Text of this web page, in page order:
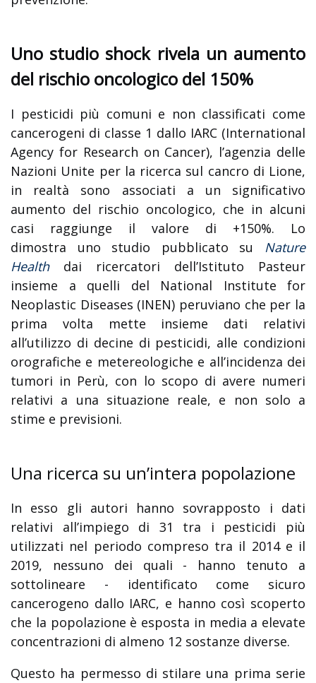
Uno studio shock rivela un aumento
del rischio oncologico del 150%
I pesticidi più comuni e non classificati come
cancerogeni di classe 1 dallo IARC (International
Agency for Research on Cancer), l’agenzia delle
Nazioni Unite per la ricerca sul cancro di Lione,
in realtà sono associati a un significativo
aumento del rischio oncologico, che in alcuni
casi raggiunge il valore di +150%. Lo
dimostra uno studio pubblicato su Nature
Healthdai ricercatori dell’Istituto Pasteur
insieme a quelli del National Institute for
Neoplastic Diseases (INEN) peruviano che per la
prima volta mette insieme dati relativi
all’utilizzo di decine di pesticidi, alle condizioni
orografiche e metereologiche e all’incidenza dei
tumori in Perù, con lo scopo di avere numeri
relativi a una situazione reale, e non solo a
stime e previsioni.
Una ricerca su un’intera popolazione
In esso gli autori hanno sovrapposto i dati
relativi all’impiego di 31 tra i pesticidi più
utilizzati nel periodo compreso tra il 2014 e il
2019, nessuno dei quali - hanno tenuto a
sottolineare - identificato come sicuro
cancerogeno dallo IARC, e hanno così scoperto
che la popolazione è esposta in media a elevate
concentrazioni di almeno 12 sostanze diverse.
Questo ha permesso di stilare una prima serie